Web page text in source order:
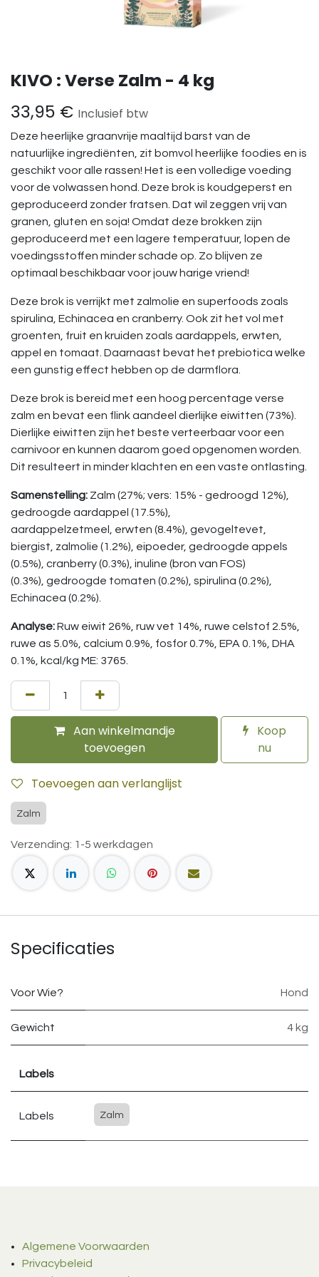
KIVO : Verse Zalm - 4 kg
33,95 € Inclusief btw
Deze heerlijke graanvrije maaltijd barst van de
natuurlijke ingrediënten, zit bomvol heerlijke foodies en is
geschikt voor alle rassen! Het is een volledige voeding
voor de volwassen hond. Deze brok is koudgeperst en
geproduceerd zonder fratsen. Dat wil zeggen vrij van
granen, gluten en soja! Omdat deze brokken zijn
geproduceerd met een lagere temperatuur, lopen de
voedingsstoffen minder schade op. Zo blijven ze
optimaal beschikbaar voor jouw harige vriend!
Deze brok is verrijkt met zalmolie en superfoods zoals
spirulina, Echinacea en cranberry. Ook zit het vol met
groenten, fruit en kruiden zoals aardappels, erwten,
appel en tomaat. Daarnaast bevat het prebiotica welke
een gunstig effect hebben op de darmflora.
Deze brok is bereid met een hoog percentage verse
zalm en bevat een flink aandeel dierlijke eiwitten (73%).
Dierlijke eiwitten zijn het beste verteerbaar voor een
carnivoor en kunnen daarom goed opgenomen worden.
Dit resulteert in minder klachten en een vaste ontlasting.
Samenstelling: Zalm (27%; vers: 15% - gedroogd 12%),
gedroogde aardappel (17.5%),
aardappelzetmeel, erwten (8.4%), gevogeltevet,
biergist, zalmolie (1.2%), eipoeder, gedroogde appels
(0.5%), cranberry (0.3%), inuline (bron van FOS)
(0.3%), gedroogde tomaten (0.2%), spirulina (0.2%),
Echinacea (0.2%).
Analyse:Ruw eiwit 26%, ruw vet 14%, ruwe celstof 2.5%,
ruwe as 5.0%, calcium 0.9%, fosfor 0.7%, EPA 0.1%, DHA
0.1%, kcal/kg ME: 3765.
Aan winkelmandje
toevoegen
Koop
nu
Toevoegen aan verlanglijst
Zalm
Verzending: 1-5 werkdagen
Specificaties
Voor Wie? Hond
Gewicht 4 kg
Labels
Labels Zalm
Algemene Voorwaarden
Privacybeleid